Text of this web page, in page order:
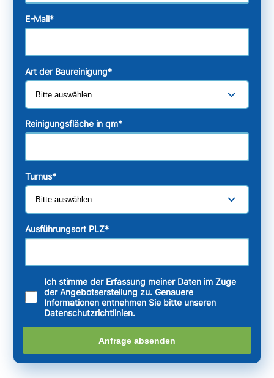
E-Mail*
Art der Baureinigung*
Reinigungsfläche in qm*
Turnus*
Ausführungsort PLZ*
Ich stimme der Erfassung meiner Daten im Zuge
der Angebotserstellung zu. Genauere
Informationen entnehmen Sie bitte unseren
Datenschutzrichtlinien.
Anfrage absenden